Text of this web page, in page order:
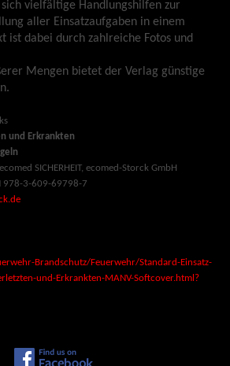
sich vielfältige Handlungshilfen zur
aller Einsatzaufgaben in einem
ist dabei durch zahlreiche Fotos und
Mengen bietet der Verlag günstige
und Erkrankten
SICHERHEIT, ecomed-Storck GmbH
978-3-609-69798-7
Brandschutz/Feuerwehr/Standard-Einsatz-
und-Erkrankten-MANV-Softcover.html?